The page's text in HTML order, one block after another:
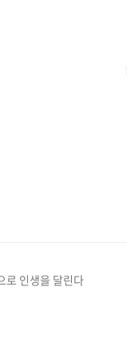
주 간단합니다. BMI =
로 인생을 달린다